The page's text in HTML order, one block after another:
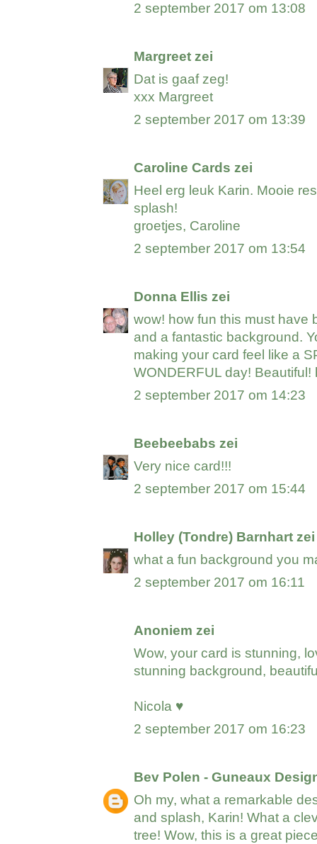
2 september 2017 om 13:08
Margreet zei
Dat is gaaf zeg!
xxx Margreet
2 september 2017 om 13:39
Caroline Cards zei
Heel erg leuk Karin. Mooie
splash!
groetjes, Caroline
2 september 2017 om 13:54
Donna Ellis zei
wow! how fun this must have
and a fantastic background.
making your card feel like a
WONDERFUL day! Beautiful!
2 september 2017 om 14:23
Beebeebabs zei
Very nice card!!!
2 september 2017 om 15:44
Holley (Tondre) Barnhart zei
what a fun background you
2 september 2017 om 16:11
Anoniem zei
Wow, your card is stunning,
stunning background,
Nicola ♥
2 september 2017 om 16:23
Bev Polen - Guneaux
Oh my, what a remarkable
and splash, Karin! What a
tree! Wow, this is a great